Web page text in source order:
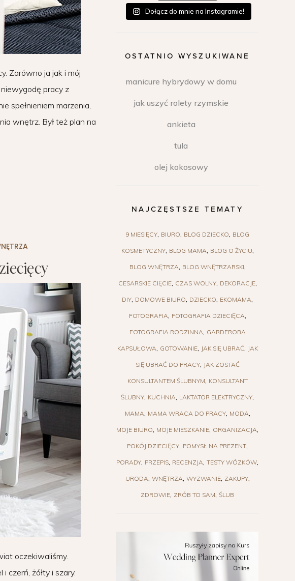
Zarówno ja jak i mój
pracy z
spełnieniem marzenia,
wnętrz. Był też plan na
oczekiwaliśmy.
czerń, żółty i szary.
Dołącz do mnie na Instagramie!
OSTATNIO WYSZUKIWANE
manicure hybrydowy w domu
jak uszyć rolety rzymskie
ankieta
tula
olej kokosowy
NAJCZĘSTSZE TEMATY
9 MIESIĘCY BIURO BLOG DZIECKO BLOG
KOSMETYCZNY BLOG MAMA BLOG O ŻYCIU
BLOG WNĘTRZA BLOG WNĘTRZARSKI
CESARSKIE CIĘCIE CZAS WOLNY DEKORACJE
DIY DOMOWE BIURO DZIECKO EKOMAMA
FOTOGRAFIA FOTOGRAFIA DZIECIĘCA
FOTOGRAFIA RODZINNA GARDEROBA
KAPSUŁOWA GOTOWANIE JAK SIĘ UBRAĆ JAK
SIĘ UBRAĆ DO PRACY JAK ZOSTAĆ
KONSULTANTEM ŚLUBNYM KONSULTANT
ŚLUBNY KUCHNIA LAKTATOR ELEKTRYCZNY
MAMA MAMA WRACA DO PRACY MODA
MOJE BIURO MOJE MIESZKANIE ORGANIZACJA
POKÓJ DZIECIĘCY POMYSŁ NA PREZENT
PORADY PRZEPIS RECENZJA TESTY WÓZKÓW
URODA WNĘTRZA WYZWANIE ZAKUPY
ZDROWIE ZRÓB TO SAM ŚLUB